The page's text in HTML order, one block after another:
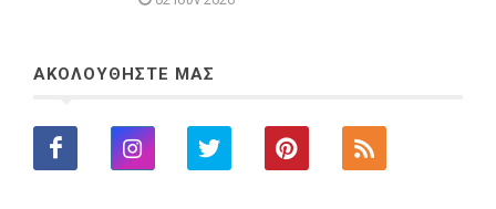
ΑΚΟΛΟΥΘΗΣΤΕ ΜΑΣ